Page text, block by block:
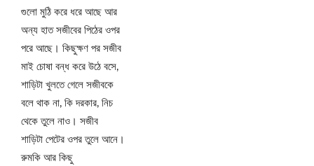
গুলো মুঠি করে ধরে আছে আর
অন্য হাত সজীবের পিঠের ওপর
পরে আছে। কিছুক্ষণ পর সজীব
মাই চোষা বন্ধ করে উঠে বসে,
শাড়িটা খুলতে গেলে সজীবকে
বলে থাক না, কি দরকার, নিচ
থেকে তুলে নাও। সজীব
শাড়িটা পেটের ওপর তুলে আনে।
রুমকি আর কিছু